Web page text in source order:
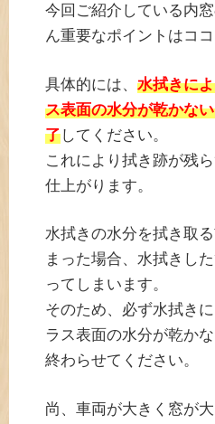
今回ご紹介している内
ん重要なポイントはココ
具体的には、 水拭きに
ス表面の水分が乾かな
了してください。
これにより拭き跡が残
仕上がります。
水拭きの水分を拭き取
まった場合、水拭きし
ってしまいます。
そのため、必ず水拭き
ラス表面の水分が乾か
終わらせてください。
尚、車両が大きく窓が